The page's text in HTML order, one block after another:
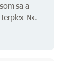
sa a
Nx.